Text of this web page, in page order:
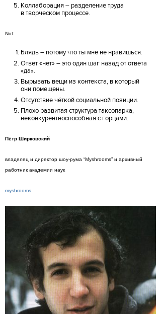
Коллаборация – разделение труда
в творческом процессе.
Not:
Блядь – потому что ты мне не нравишься.
Ответ «нет» – это один шаг назад от ответа
«да».
Вырывать вещи из контекста, в который
они помещены.
Отсутствие чёткой социальной позиции.
Плохо развитая структура таксопарка,
неконкурентноспособная с горцами.
Пётр Ширковский
владелец и директор шоу-рума “Myshrooms” и архивный
работник академии наук
myshrooms